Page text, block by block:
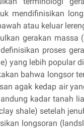
mendifinisikan
atau keluar
gerakan
proses
yang lebih popular
bahwa longsor
agak kedap air
kadar tanah
shale) setelah
longsoran